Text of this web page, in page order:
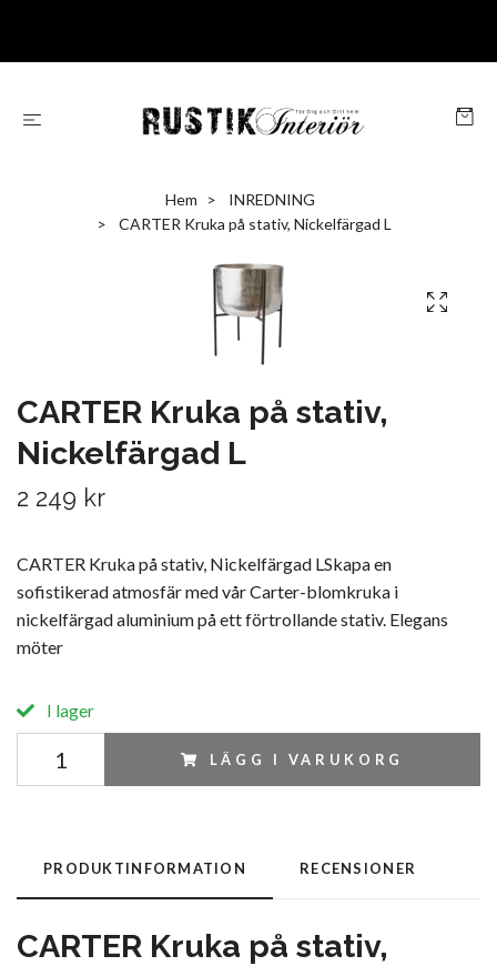
Hem
INREDNING
CARTER Kruka på stativ, Nickelfärgad L
CARTER Kruka på stativ,
Nickelfärgad L
2 249 kr
CARTER Kruka på stativ, Nickelfärgad LSkapa en
sofistikerad atmosfär med vår Carter-blomkruka i
nickelfärgad aluminium på ett förtrollande stativ. Elegans
möter
I lager
LÄGG I VARUKORG
PRODUKTINFORMATION RECENSIONER
CARTER Kruka på stativ,